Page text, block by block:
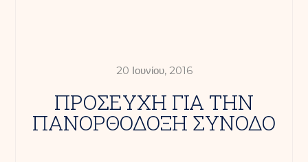
20 Ιουνίου, 2016
ΠΡΟΣΕΥΧΗ ΓΙΑ ΤΗΝ
ΠΑΝΟΡΘΟΔΟΞΗ ΣΥΝΟΔΟ